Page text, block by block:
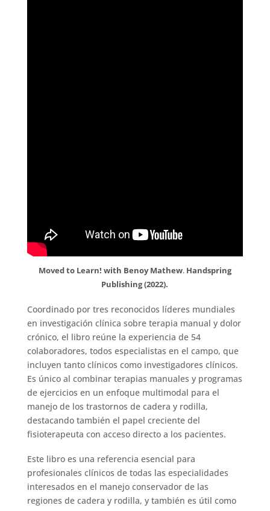
Moved to Learn! with Benoy Mathew. Handspring
Publishing (2022).
Coordinado por tres reconocidos líderes mundiales
en investigación clínica sobre terapia manual y dolor
crónico, el libro reúne la experiencia de 54
colaboradores, todos especialistas en el campo, que
incluyen tanto clínicos como investigadores clínicos.
Es único al combinar terapias manuales y programas
de ejercicios en un enfoque multimodal para el
manejo de los trastornos de cadera y rodilla,
destacando también el papel creciente del
fisioterapeuta con acceso directo a los pacientes.
Este libro es una referencia esencial para
profesionales clínicos de todas las especialidades
interesados en el manejo conservador de las
regiones de cadera y rodilla, y también es útil como